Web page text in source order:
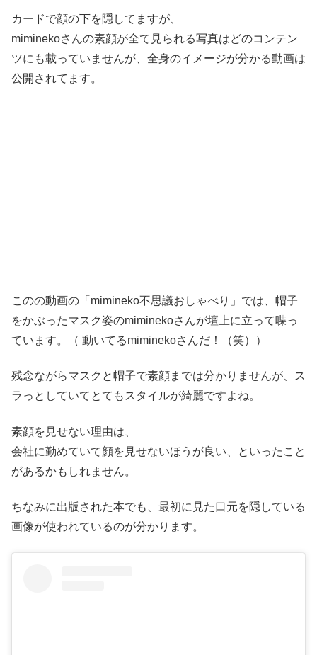
カードで顔の下を隠してますが、
miminekoさんの素顔が全て見られる写真はどのコンテン
ツにも載っていませんが、全身のイメージが分かる動画は
公開されてます。
このの動画の「mimineko不思議おしゃべり」では、帽子
をかぶったマスク姿のmiminekoさんが壇上に立って喋っ
ています。（ 動いてるmiminekoさんだ！（笑））
残念ながらマスクと帽子で素顔までは分かりませんが、ス
ラっとしていてとてもスタイルが綺麗ですよね。
素顔を見せない理由は、
会社に勤めていて顔を見せないほうが良い、といったこと
があるかもしれません。
ちなみに出版された本でも、最初に見た口元を隠している
画像が使われているのが分かります。